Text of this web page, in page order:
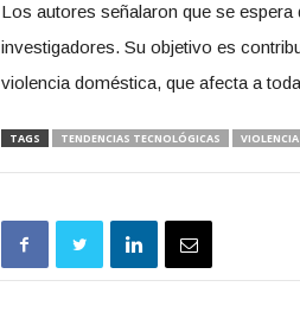
Los autores señalaron que se
investigadores. Su objetivo es
violencia doméstica, que afecta a
TAGS TENDENCIAS TECNOLÓGICAS